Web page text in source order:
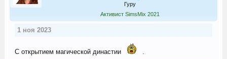
Гуру
Активист SimsMix 2021
1 ноя 2023
С открытием магической династии .